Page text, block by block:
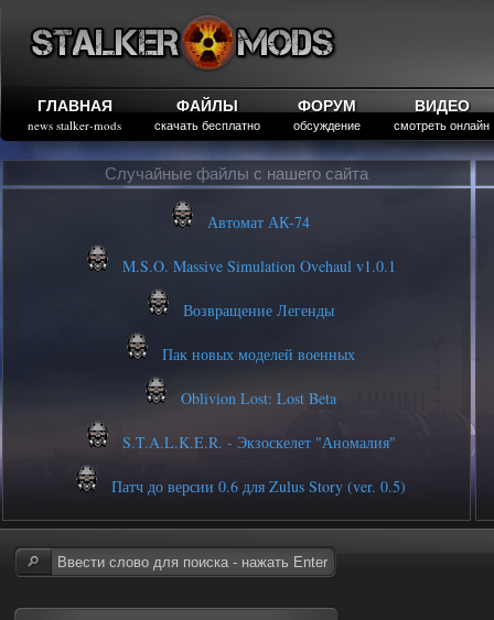
ГЛАВНАЯ
news stalker-mods
ФАЙЛЫ
скачать бесплатно
ФОРУМ
обсуждение
ВИДЕО
смотреть онлайн
Случайные файлы с нашего сайта
Автомат АК-74
M.S.O. Massive Simulation Ovehaul v1.0.1
Возвращение Легенды
Пак новых моделей военных
Oblivion Lost: Lost Beta
S.T.A.L.K.E.R. - Экзоскелет "Аномалия"
Патч до версии 0.6 для Zulus Story (ver. 0.5)